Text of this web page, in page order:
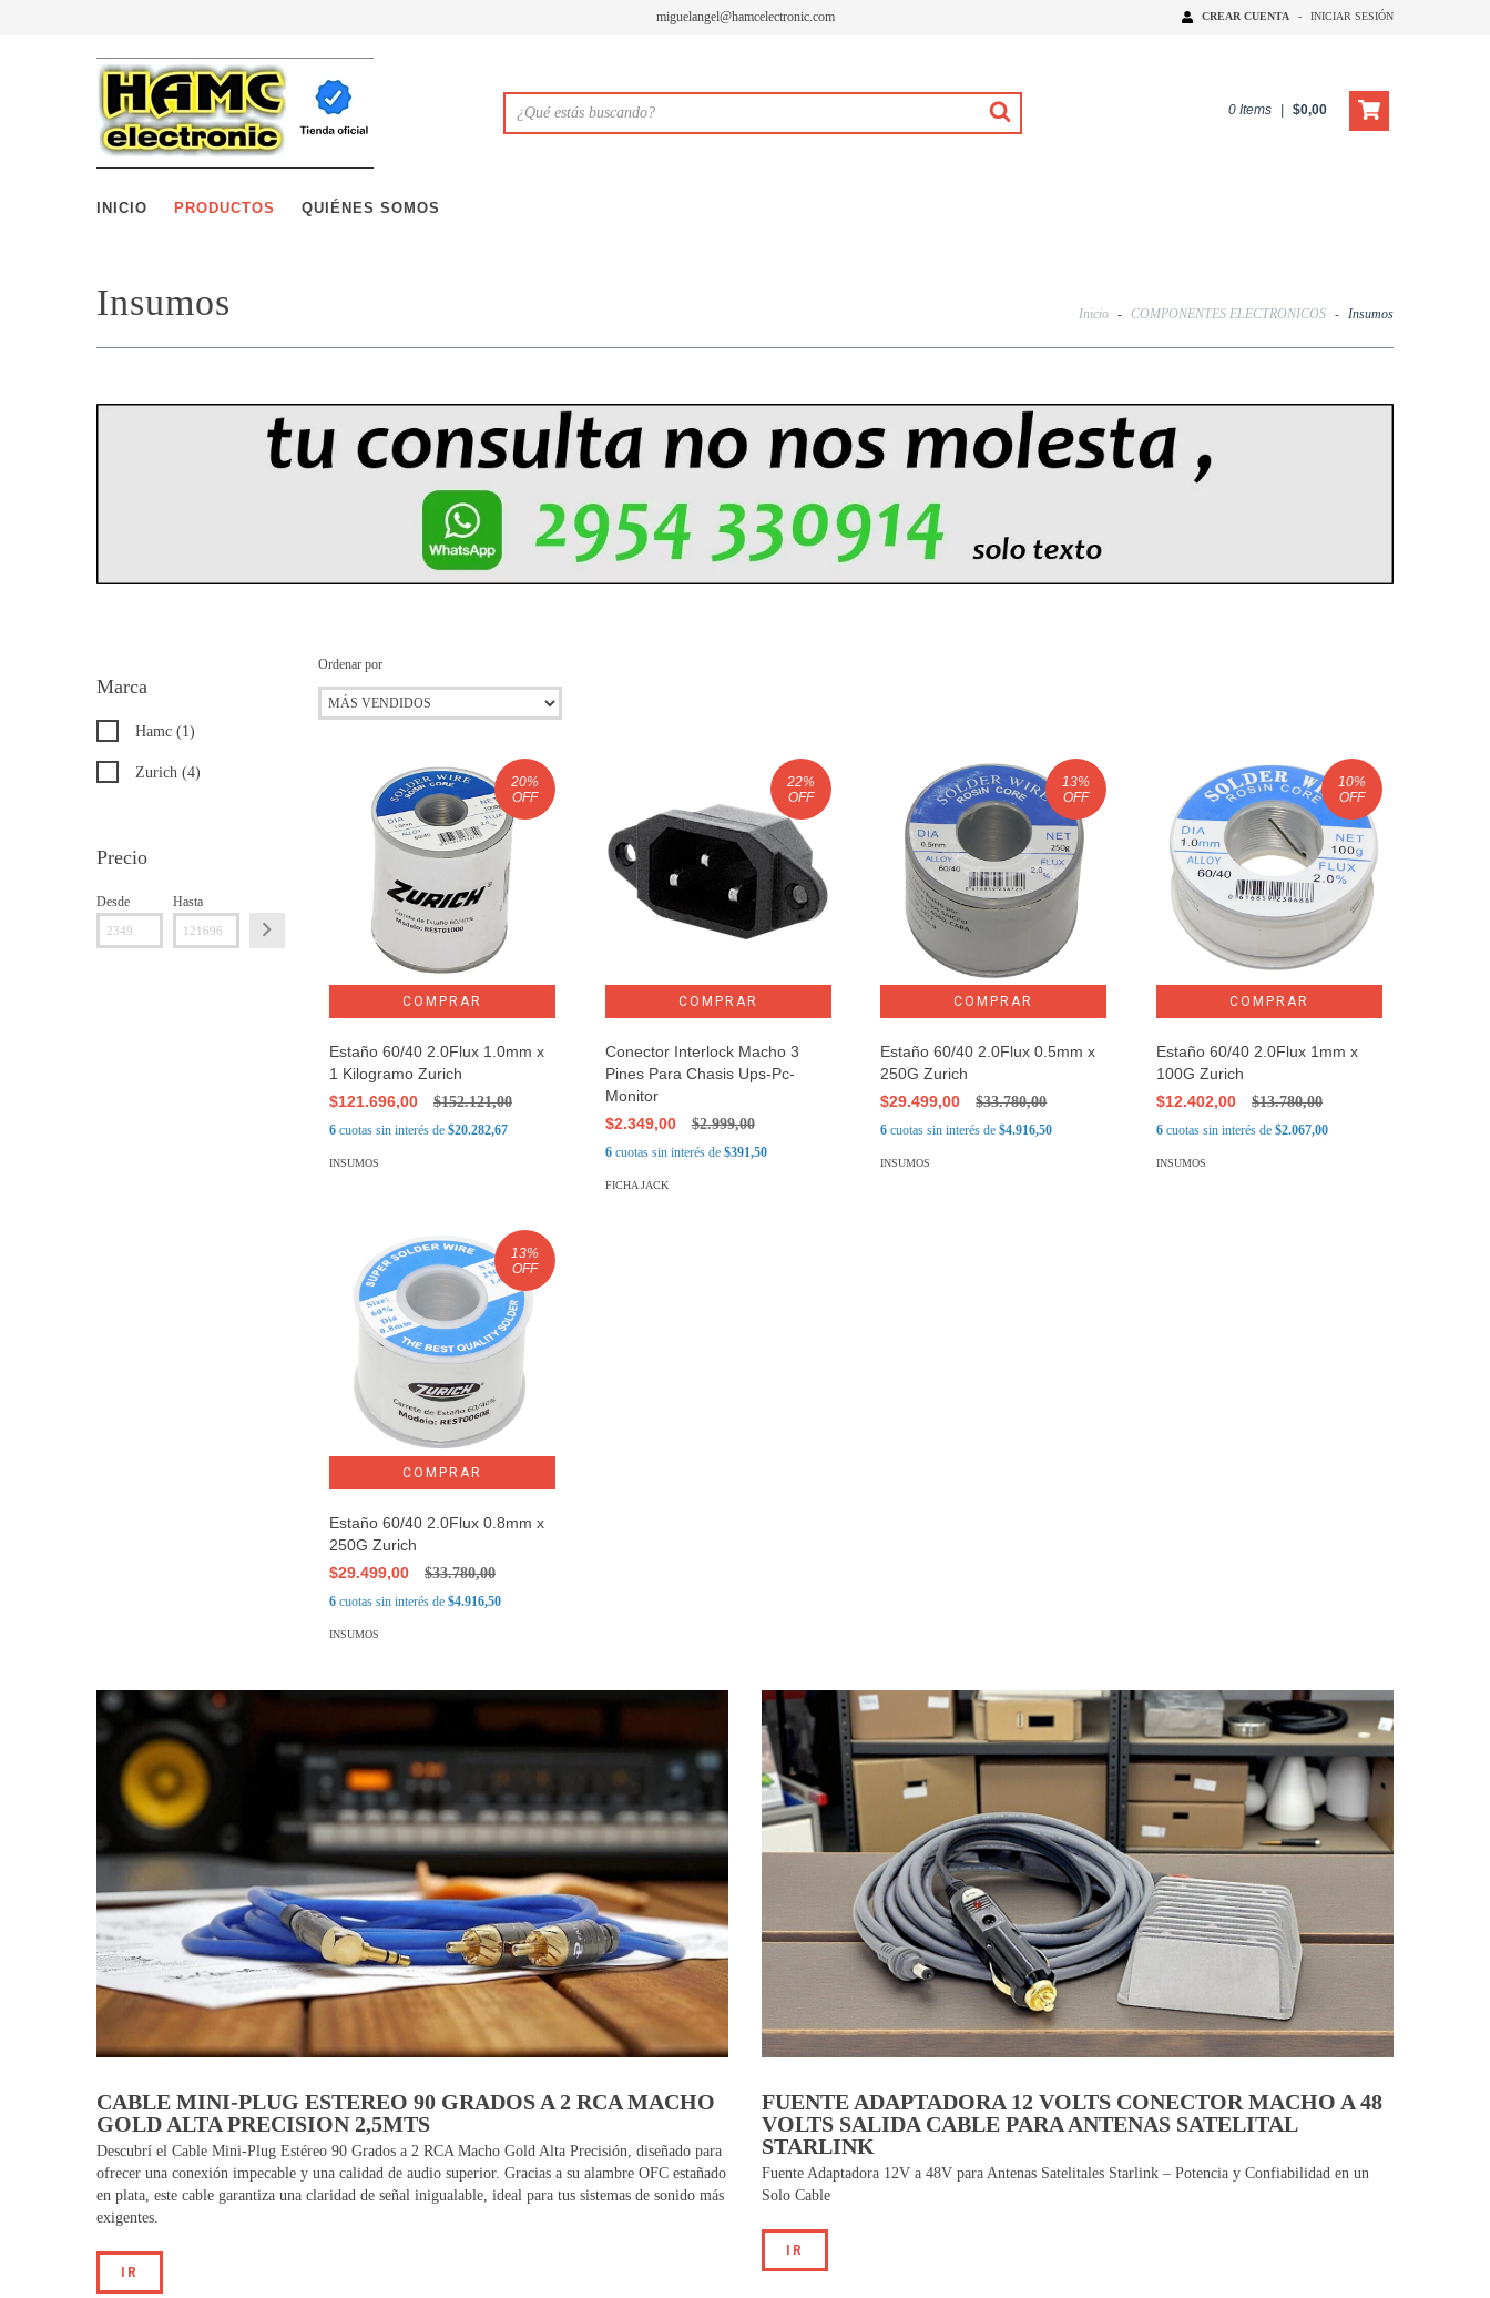
miguelangel@hamcelectronic.com CREAR CUENTA - INICIAR SESIÓN
0Items $0,00
INICIO PRODUCTOS QUIÉNES SOMOS
Insumos Inicio - COMPONENTES ELECTRONICOS - Insumos
Marca
Hamc (1)
Zurich (4)
Precio
Desde Hasta
Ordenar por
20%
OFF
Estaño 60/40 2.0Flux 1.0mm x
1 Kilogramo Zurich
$121.696,00
$152.121,00
6 cuotas sin interés de $20.282,67
INSUMOS
22%
OFF
Conector Interlock Macho 3
Pines Para Chasis Ups-Pc-
Monitor
$2.349,00
$2.999,00
6cuotas sin interés de $391,50
FICHA JACK
13%
OFF
Estaño 60/40 2.0Flux 0.5mm x
250G Zurich
$29.499,00
$33.780,00
6 cuotas sin interés de$4.916,50
INSUMOS
10%
OFF
Estaño 60/40 2.0Flux 1mm x
100G Zurich
$12.402,00
$13.780,00
6 cuotas sin interés de$2.067,00
INSUMOS
13%
OFF
Estaño 60/40 2.0Flux 0.8mm x
250G Zurich
$29.499,00
$33.780,00
6 cuotas sin interés de $4.916,50
INSUMOS
CABLE MINI-PLUG ESTEREO 90 GRADOS A 2 RCA MACHO
GOLD ALTA PRECISION 2,5MTS
Descubrí el Cable Mini-Plug Estéreo 90 Grados a 2 RCA Macho Gold Alta Precisión, diseñado para
ofrecer una conexión impecable y una calidad de audio superior. Gracias a su alambre OFC estañado
en plata, este cable garantiza una claridad de señal inigualable, ideal para tus sistemas de sonido más
exigentes.
IR
FUENTE ADAPTADORA 12 VOLTS CONECTOR MACHO A 48
VOLTS SALIDA CABLE PARA ANTENAS SATELITAL
STARLINK
Fuente Adaptadora 12V a 48V para Antenas Satelitales Starlink – Potencia y Confiabilidad en un
Solo Cable
IR